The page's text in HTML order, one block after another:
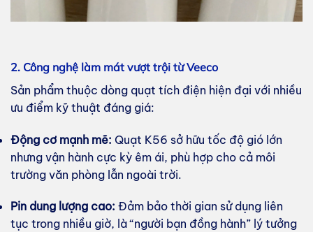
2. Công nghệ làm mát vượt trội từ Veeco
Sản phẩm thuộc dòng quạt tích điện hiện đại với nhiều
ưu điểm kỹ thuật đáng giá:
Động cơ mạnh mẽ: Quạt K56 sở hữu tốc độ gió lớn
nhưng vận hành cực kỳ êm ái, phù hợp cho cả môi
trường văn phòng lẫn ngoài trời.
Pin dung lượng cao: Đảm bảo thời gian sử dụng liên
tục trong nhiều giờ, là “người bạn đồng hành” lý tưởng